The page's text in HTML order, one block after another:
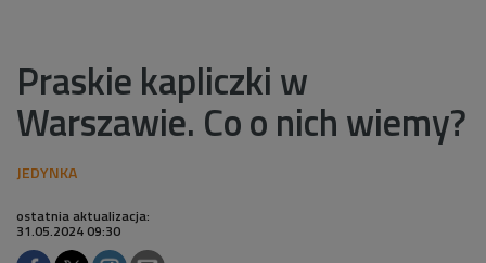
Praskie kapliczki w
Warszawie. Co o nich wiemy?
ostatnia aktualizacja:
31.05.2024 09:30